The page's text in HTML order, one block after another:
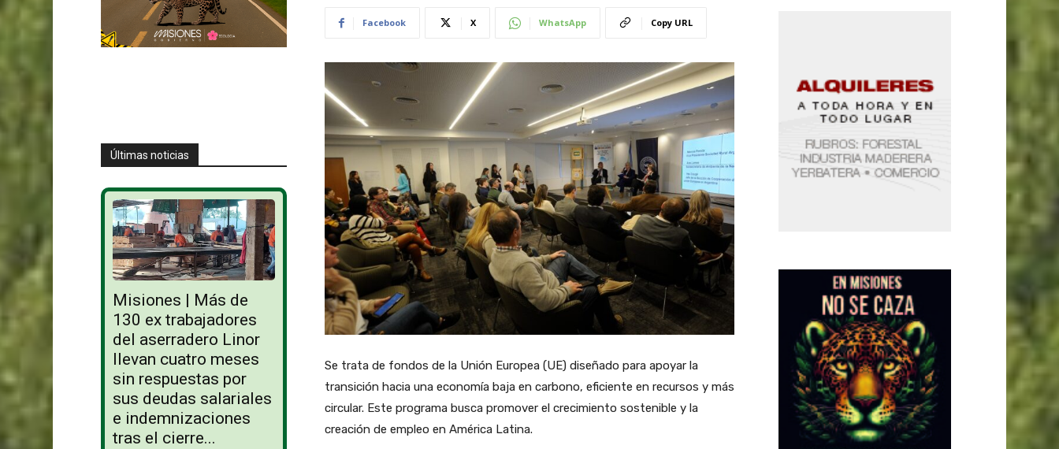
Últimas noticias
Misiones | Más de
130 ex trabajadores
del aserradero Linor
llevan cuatro meses
sin respuestas por
sus deudas salariales
e indemnizaciones
tras el cierre...
Facebook X WhatsApp Copy URL
Se trata de fondos de la Unión Europea (UE) diseñado para apoyar la
transición hacia una economía baja en carbono, eficiente en recursos y más
circular. Este programa busca promover el crecimiento sostenible y la
creación de empleo en América Latina.